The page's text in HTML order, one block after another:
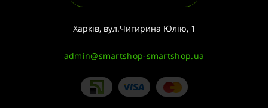
Харків, вул.Чигирина Юлію, 1
admin@smartshop-smartshop.ua